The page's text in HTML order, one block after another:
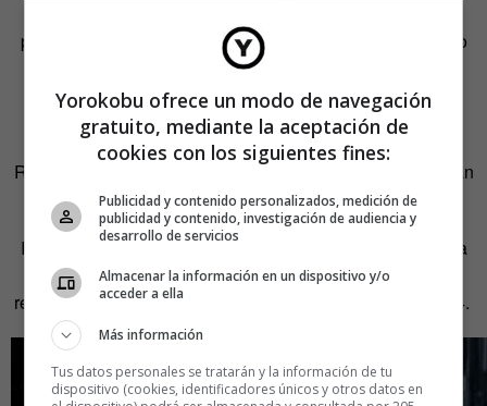
piezas que forman
Mártirestienen su propio templo dentro
Espejos de lo invisible. En una sala aparte se
encuentran cuatro mártires en su lucha para aceptar el
momento de la muerte.
Representan la tierra, el agua, el fuego y el aire. Simbolizan
la acción, la resistencia, la fuerza y el sacrificio.
Impacta la obra e impacta saber que no fue diseñada para
un museo.Mártiresfue creada para estar entre las obras
religiosas de la catedral de Saint Paul de Londres en 2014.
Yorokobu ofrece un modo de navegación
gratuito, mediante la aceptación de
cookies con los siguientes fines:
Publicidad y contenido personalizados, medición de
publicidad y contenido, investigación de audiencia y
desarrollo de servicios
Almacenar la información en un dispositivo y/o
acceder a ella
Más información
Tus datos personales se tratarán y la información de tu
dispositivo (cookies, identificadores únicos y otros datos en